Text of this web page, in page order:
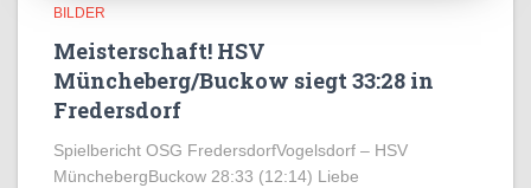
BILDER
Meisterschaft! HSV
Müncheberg/Buckow siegt 33:28 in
Fredersdorf
Spielbericht OSG FredersdorfVogelsdorf – HSV
MünchebergBuckow 28:33 (12:14) Liebe